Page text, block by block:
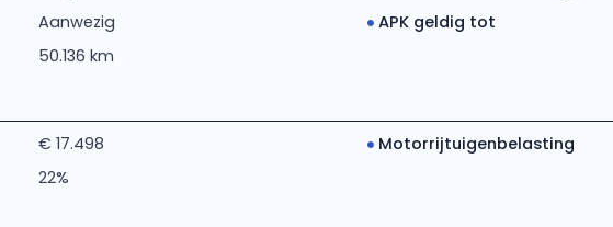
Aanwezig APK geldig tot
50.136 km
€ 17.498 Motorrijtuigenbelasting
22%